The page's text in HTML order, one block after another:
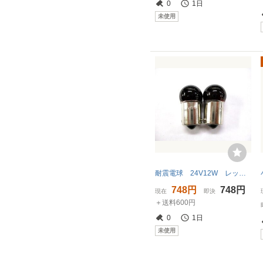
0 1日
未使用
耐震電球 24V12W レッド（赤） シングル球 2個セット
現在 748円 即決 748円
＋送料600円
0
1日
未使用